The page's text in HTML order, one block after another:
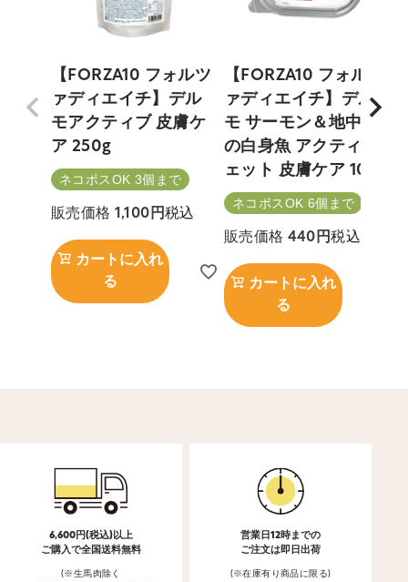
【FORZA10 フォルツ
ァディエイチ】デル
モアクティブ 皮膚ケ
ア 250g
ネコポスOK 3個まで
販売価格 1,100 税込
カートに入れ
る
【FORZA10 フォルツ
ァディエイチ】デル
モ サーモン＆地中海
の白身魚 アクティウ
ェット 皮膚ケア 100g
ネコポスOK 6個まで
販売価格 440 税込
カートに入れ
る
6,600円(税込)以上
ご購入で全国送料無料
(※生馬肉除く
営業日12時までの
ご注文は即日出荷
(※在庫有り商品に限る)